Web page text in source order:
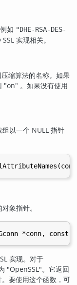
如 "DHE-RSA-DES-
实现相关。
缩算法的名称。如果
"on" 。如果没有使用
以一个 NULL 指针
象指针。
实现。对于
"OpenSSL"。它返回
要使用这个函数，可